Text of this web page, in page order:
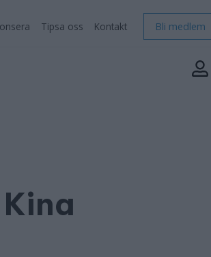
Tipsa oss Kontakt Bli medlem